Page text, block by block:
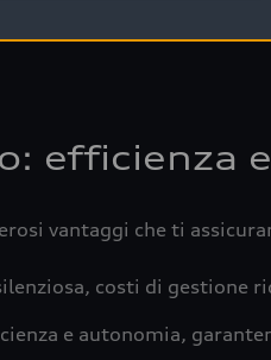
efficienza
vantaggi che ti
costi di gestione
e autonomia,